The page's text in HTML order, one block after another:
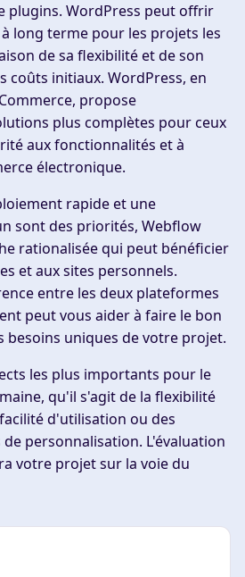
plugins. WordPress peut offrir
long terme pour les projets les
de sa flexibilité et de son
coûts initiaux. WordPress, en
propose
plus complètes pour ceux
aux fonctionnalités et à
électronique.
rapide et une
sont des priorités, Webflow
rationalisée qui peut bénéficier
et aux sites personnels.
entre les deux plateformes
peut vous aider à faire le bon
besoins uniques de votre projet.
les plus importants pour le
qu'il s'agit de la flexibilité
d'utilisation ou des
personnalisation. L'évaluation
votre projet sur la voie du